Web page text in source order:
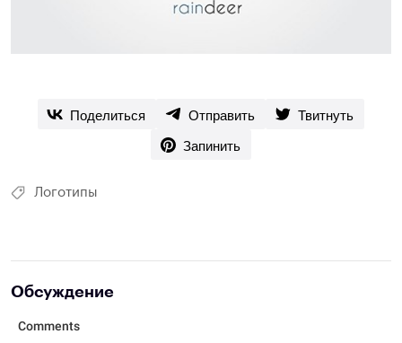
Поделиться Отправить
Твитнуть
Запинить
Логотипы
Обсуждение